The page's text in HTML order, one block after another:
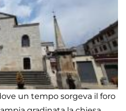
un tempo sorgeva il foro